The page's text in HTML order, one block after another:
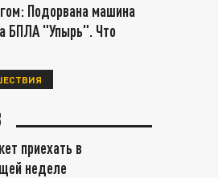
Подорвана машина
БПЛА "Упырь". Что
приехать в
неделе